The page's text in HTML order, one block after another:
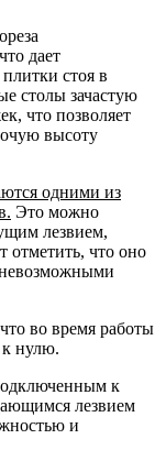
дает
стоя в
столы зачастую
что позволяет
высоту
одними из
Это можно
лезвием,
отметить, что оно
во время работы
к нулю.
к
лезвием
и